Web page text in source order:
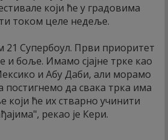
који ће у градовима
током целе недеље.
21 Супербоул. Први приоритет
и боље. Имамо сјајне трке као
и Абу Даби, али морамо
постигнемо да свака трка има
који ће их стварно учинити
рекао је Кери.